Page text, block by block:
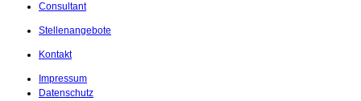
Consultant
Stellenangebote
Kontakt
Impressum
Datenschutz